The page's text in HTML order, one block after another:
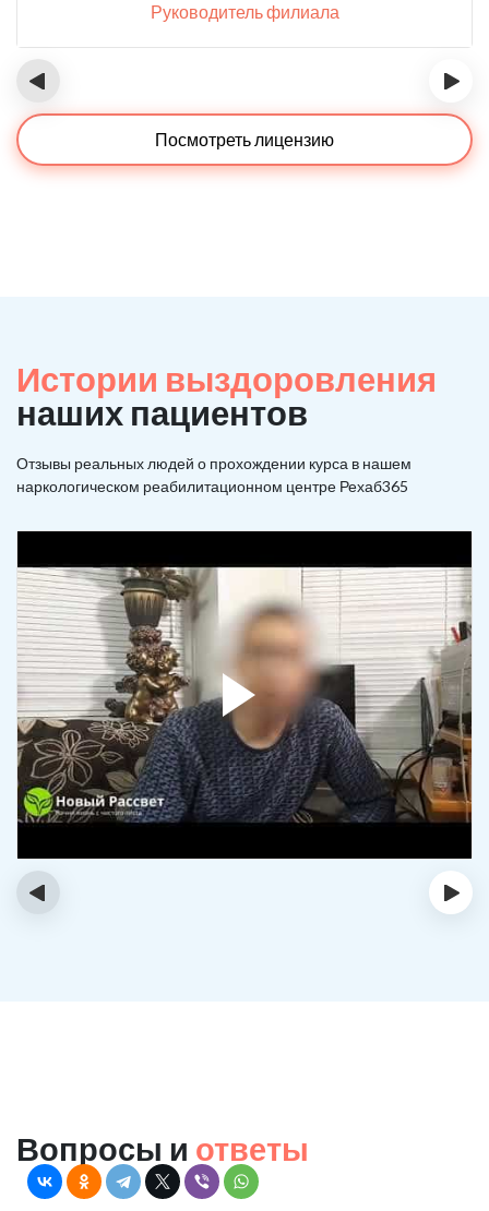
Руководитель филиала
‹ ›
Посмотреть лицензию
Истории выздоровления
наших пациентов
Отзывы реальных людей о прохождении курса в нашем
наркологическом реабилитационном центре Рехаб365
‹ ›
Вопросы и ответы